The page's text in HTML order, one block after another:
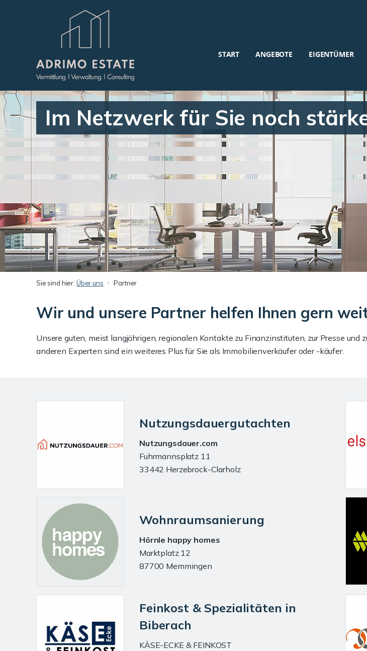
START ANGEBOTE EIGENTÜMER
Im Netzwerk für Sie noch
Sie sind hier: Über uns Partner
Wir und unsere Partner helfen Ihnen gern
Unsere guten, meist langjährigen, regionalen Kontakte zu Finanzinstituten, zur Presse
anderen Experten sind ein weiteres Plus für Sie als Immobilienverkäufer oder -käufer.
Nutzungsdauergutachten
Nutzungsdauer.com
Fuhrmannsplatz 11
33442 Herzebrock-Clarholz
Wohnraumsanierung
Hörnle happy homes
Marktplatz 12
87700 Memmingen
Feinkost & Spezialitäten in
Biberach
KÄSE-ECKE & FEINKOST